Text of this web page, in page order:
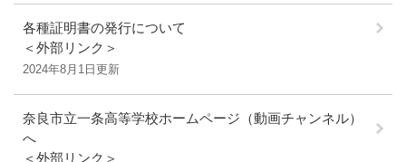
各種証明書の発行について
＜外部リンク＞
2024年8月1日更新
奈良市立一条高等学校ホームページ（動画チャンネル）
へ
＜外部リンク＞